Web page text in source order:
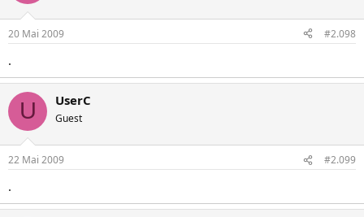
20 Mai 2009 #2.098
.
U UserC
Guest
22 Mai 2009 #2.099
.